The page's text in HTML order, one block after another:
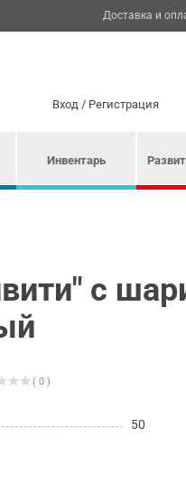
Доставка и
Вход/ Регистрация
Инвентарь
с
( 0 )
50